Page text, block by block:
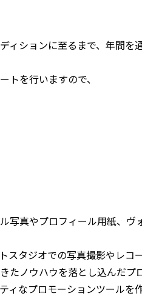
ィションに至るまで、年間を
トを行いますので、
写真やプロフィール用紙、ヴ
スタジオでの写真撮影やレコ
たノウハウを落とし込んだプ
ィなプロモーションツールを